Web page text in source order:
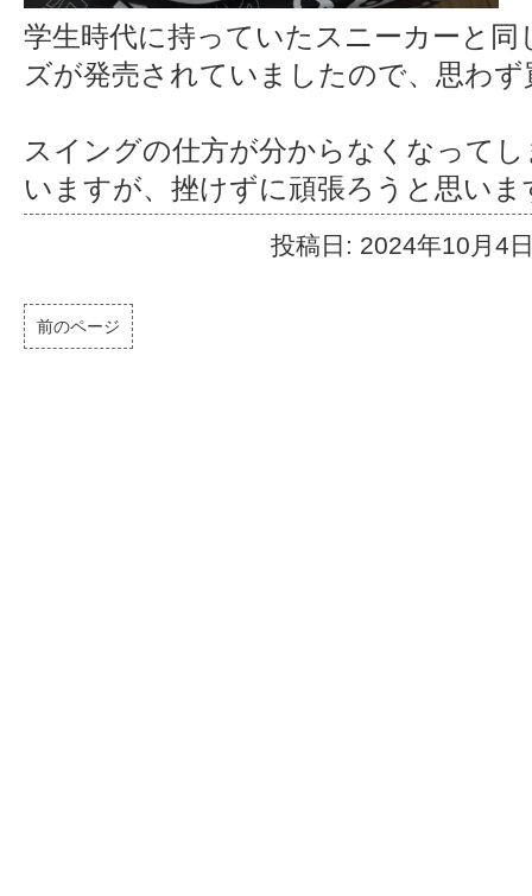
学生時代に持っていたスニーカーと
ズが発売されていましたので、思わ
スイングの仕方が分からなくなって
いますが、挫けずに頑張ろうと思いま
投稿日: 2024年10月4
前のページ